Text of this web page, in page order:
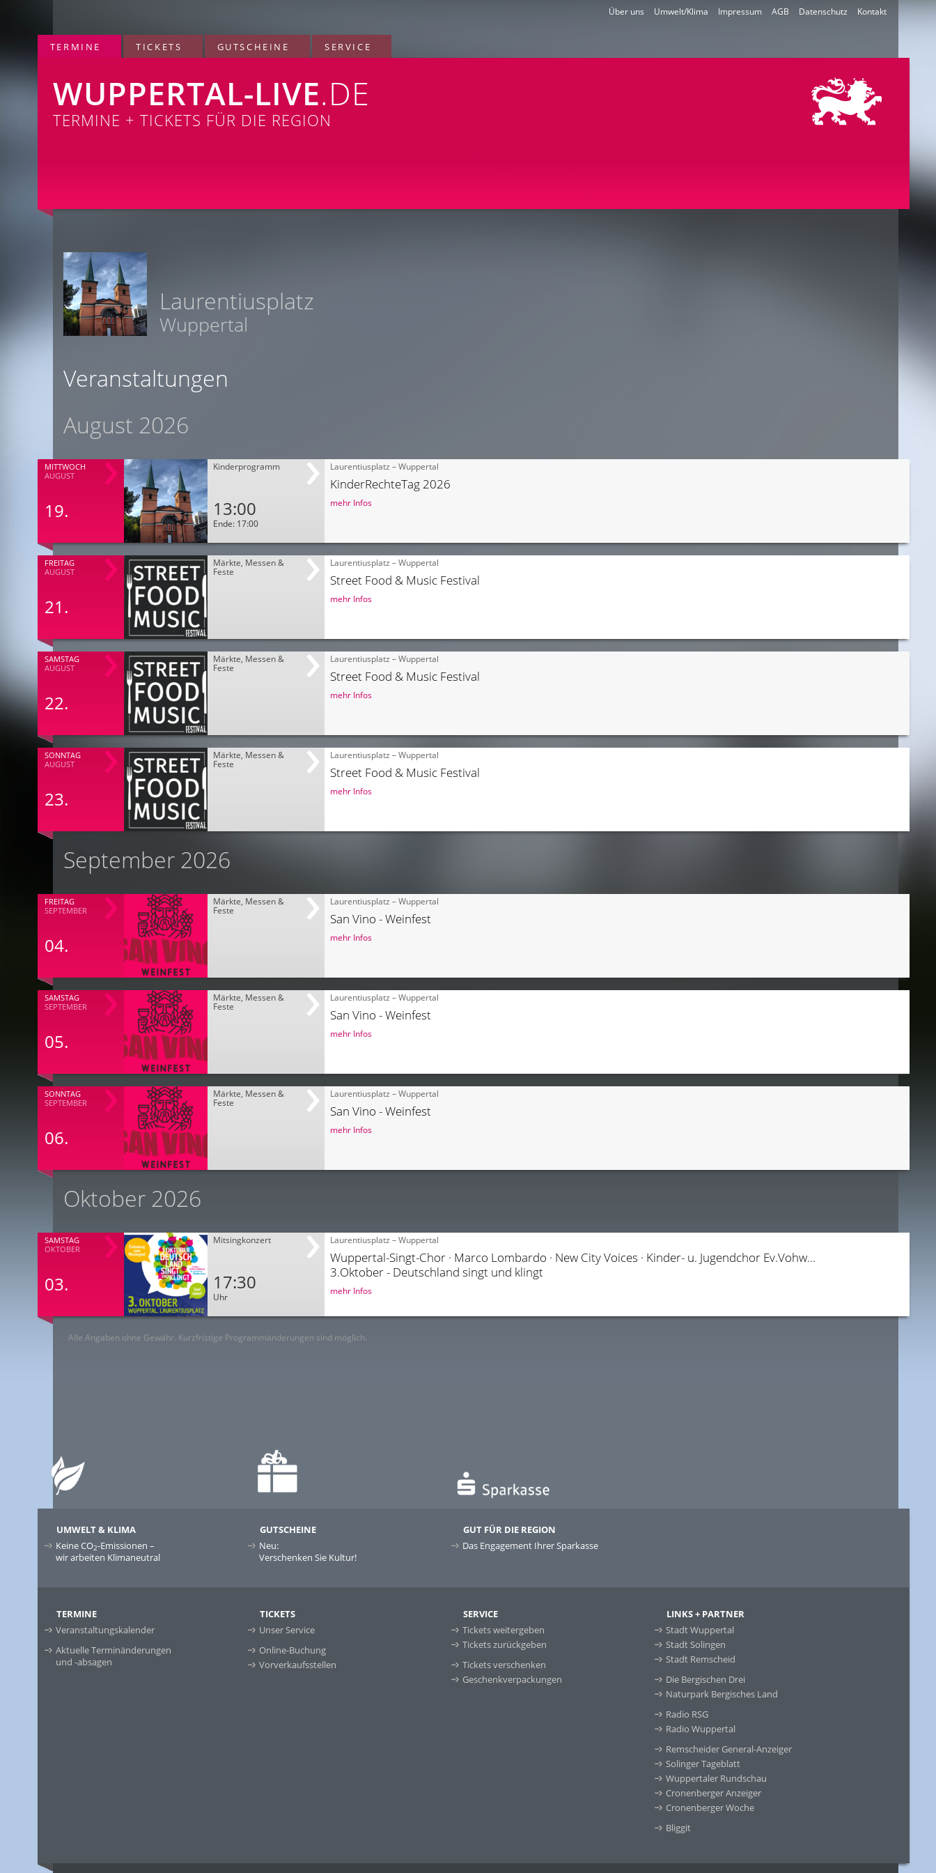
Kontakt
Datenschutz
AGB
Impressum
Umwelt/Klima
Über uns
TERMINE TICKETS GUTSCHEINE SERVICE
WUPPERTAL-LIVE.DE
TERMINE + TICKETS FÜR DIE REGION
Laurentiusplatz
Wuppertal
Veranstaltungen
August 2026
MITTWOCH
AUGUST
19.
Kinderprogramm
13:00
Ende: 17:00
Laurentiusplatz – Wuppertal
KinderRechteTag 2026
mehr Infos
FREITAG
AUGUST
21.
Märkte, Messen &
Feste
Laurentiusplatz – Wuppertal
Street Food & Music Festival
mehr Infos
SAMSTAG
AUGUST
22.
Märkte, Messen &
Feste
Laurentiusplatz – Wuppertal
Street Food & Music Festival
mehr Infos
SONNTAG
AUGUST
23.
Märkte, Messen &
Feste
Laurentiusplatz – Wuppertal
Street Food & Music Festival
mehr Infos
September 2026
FREITAG
SEPTEMBER
04.
Märkte, Messen &
Feste
Laurentiusplatz – Wuppertal
San Vino - Weinfest
mehr Infos
SAMSTAG
SEPTEMBER
05.
Märkte, Messen &
Feste
Laurentiusplatz – Wuppertal
San Vino - Weinfest
mehr Infos
SONNTAG
SEPTEMBER
06.
Märkte, Messen &
Feste
Laurentiusplatz – Wuppertal
San Vino - Weinfest
mehr Infos
Oktober 2026
SAMSTAG
OKTOBER
03.
Mitsingkonzert
17:30
Uhr
Laurentiusplatz – Wuppertal
Wuppertal-Singt-Chor · Marco Lombardo · New City Voices · Kinder- u. Jugendchor Ev.Vohwinkel · Goldhörnchen - SAX FOR FUN
3.Oktober - Deutschland singt und klingt
mehr Infos
Alle Angaben ohne Gewähr. Kurzfristige Programmänderungen sind möglich.
UMWELT & KLIMA
Keine CO2-Emissionen –
wir arbeiten Klimaneutral
GUTSCHEINE
Neu:
Verschenken Sie Kultur!
GUT FÜR DIE REGION
Das Engagement Ihrer Sparkasse
TERMINE
Veranstaltungskalender
Aktuelle Terminänderungen
und -absagen
TICKETS
Unser Service
Online-Buchung
Vorverkaufsstellen
SERVICE
Tickets weitergeben
Tickets zurückgeben
Tickets verschenken
Geschenkverpackungen
LINKS + PARTNER
Stadt Wuppertal
Stadt Solingen
Stadt Remscheid
Die Bergischen Drei
Naturpark Bergisches Land
Radio RSG
Radio Wuppertal
Remscheider General-Anzeiger
Solinger Tageblatt
Wuppertaler Rundschau
Cronenberger Anzeiger
Cronenberger Woche
Bliggit